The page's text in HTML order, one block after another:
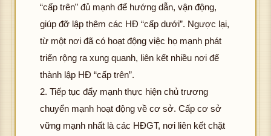
“cấp trên” đủ mạnh để hướng dẫn, vận động,
giúp đỡ lập thêm các HĐ “cấp dưới”. Ngược lại,
từ một nơi đã có hoạt động việc họ mạnh phát
triển rộng ra xung quanh, liên kết nhiều nơi để
thành lập HĐ “cấp trên”.
2. Tiếp tục đẩy mạnh thực hiện chủ trương
chuyển mạnh hoạt động về cơ sở. Cấp cơ sở
vững mạnh nhất là các HĐGT, nơi liên kết chặt